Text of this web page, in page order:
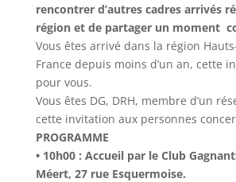
rencontrer d’autres cadres arrivés
région et de partager un moment
Vous êtes arrivé dans la région
France depuis moins d’un an, cette
pour vous.
Vous êtes DG, DRH, membre d’un
cette invitation aux personnes
PROGRAMME
• 10h00 : Accueil par le Club
Méert, 27 rue Esquermoise.